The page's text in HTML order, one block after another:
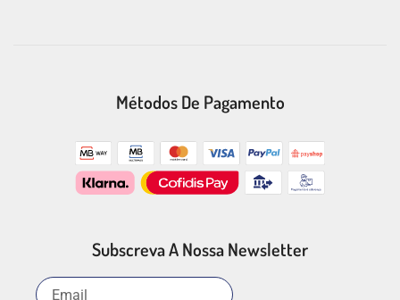
Métodos De Pagamento
Subscreva A Nossa Newsletter